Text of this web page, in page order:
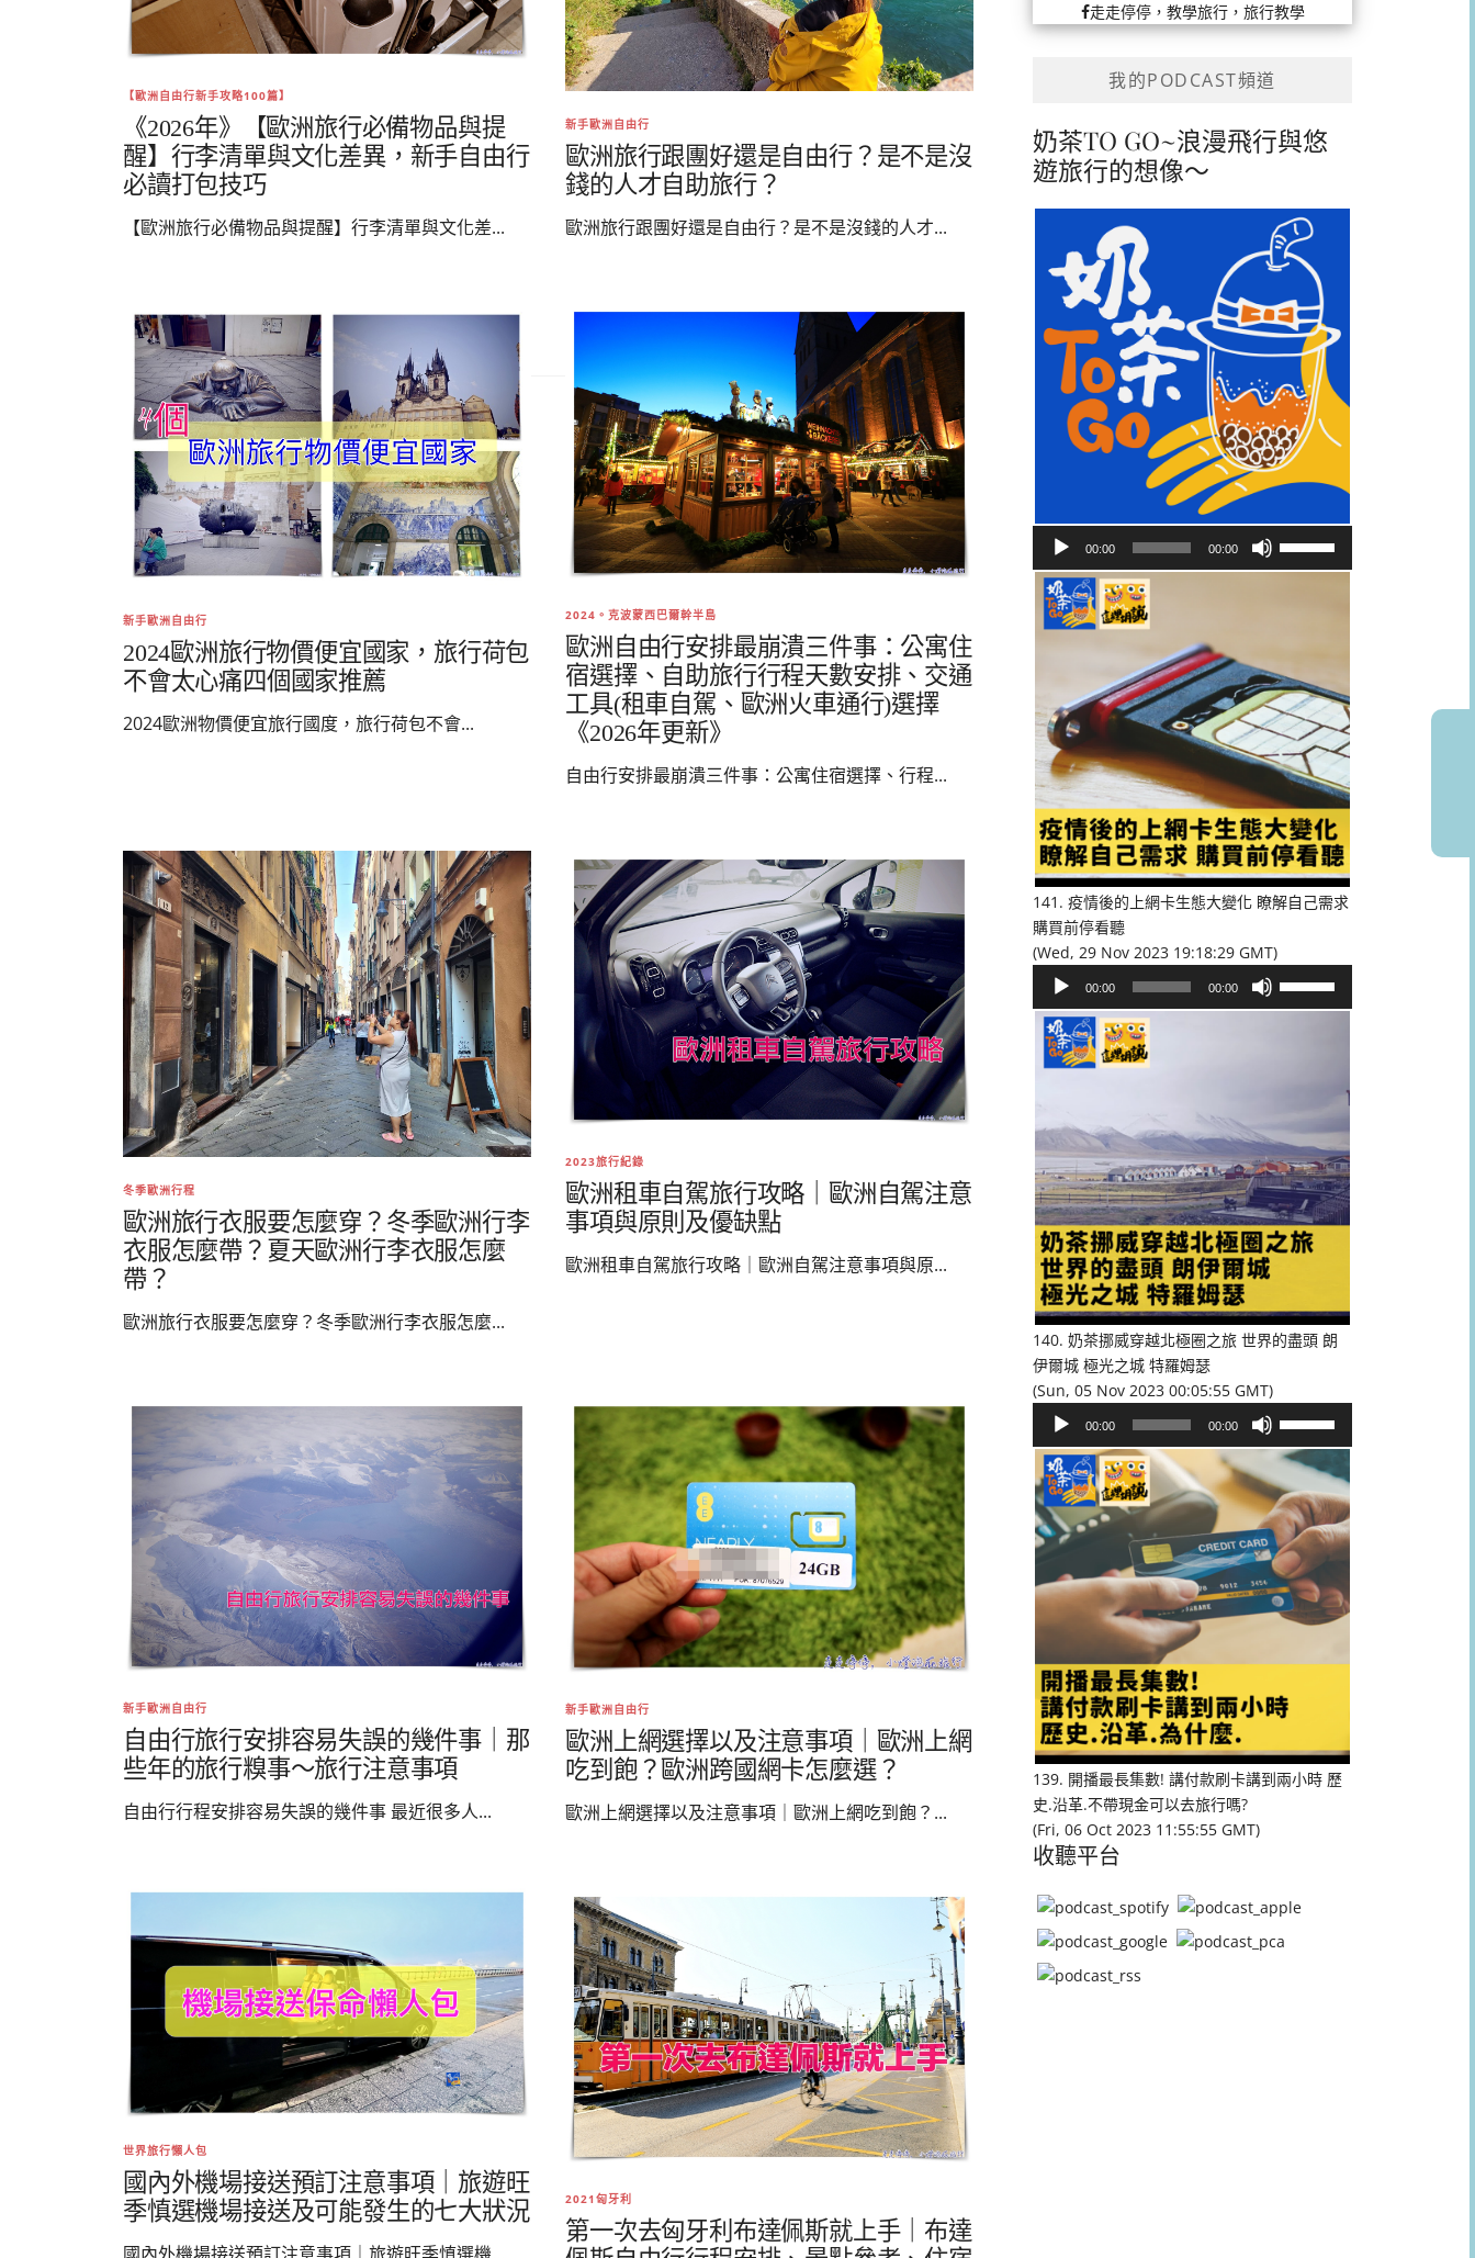
【歐洲自由行新手攻略100篇】
《2026年》【歐洲旅行必備物品與提
醒】行李清單與文化差異，新手自由行
必讀打包技巧
【歐洲旅行必備物品與提醒】行李清單與文化差...
新手歐洲自由行
歐洲旅行跟團好還是自由行？是不是沒
錢的人才自助旅行？
歐洲旅行跟團好還是自由行？是不是沒錢的人才...
新手歐洲自由行
2024歐洲旅行物價便宜國家，旅行荷包
不會太心痛四個國家推薦
2024歐洲物價便宜旅行國度，旅行荷包不會...
2024。克波蒙西巴爾幹半島
歐洲自由行安排最崩潰三件事：公寓住
宿選擇、自助旅行行程天數安排、交通
工具(租車自駕、歐洲火車通行)選擇
《2026年更新》
自由行安排最崩潰三件事：公寓住宿選擇、行程...
冬季歐洲行程
歐洲旅行衣服要怎麼穿？冬季歐洲行李
衣服怎麼帶？夏天歐洲行李衣服怎麼
帶？
歐洲旅行衣服要怎麼穿？冬季歐洲行李衣服怎麼...
2023旅行紀錄
歐洲租車自駕旅行攻略｜歐洲自駕注意
事項與原則及優缺點
歐洲租車自駕旅行攻略｜歐洲自駕注意事項與原...
新手歐洲自由行
自由行旅行安排容易失誤的幾件事｜那
些年的旅行糗事～旅行注意事項
自由行行程安排容易失誤的幾件事 最近很多人...
新手歐洲自由行
歐洲上網選擇以及注意事項｜歐洲上網
吃到飽？歐洲跨國網卡怎麼選？
歐洲上網選擇以及注意事項｜歐洲上網吃到飽？...
世界旅行懶人包
國內外機場接送預訂注意事項｜旅遊旺
季慎選機場接送及可能發生的七大狀況
2021匈牙利
第一次去匈牙利布達佩斯就上手｜布達
走走停停，教學旅行，旅行教學
我的PODCAST頻道
奶茶TO GO~浪漫飛行與悠
遊旅行的想像～
播
放
00:00 00:00
鍵
以
提
高
或
降
低
音
量。
141. 疫情後的上網卡生態大變化 瞭解自己需求
購買前停看聽
(Wed, 29 Nov 2023 19:18:29 GMT)
播
放
00:00 00:00
以
提
高
或
降
量。
140. 奶茶挪威穿越北極圈之旅 世界的盡頭 朗
伊爾城 極光之城 特羅姆瑟
(Sun, 05 Nov 2023 00:05:55 GMT)
播
放
器
00:00 00:00
向
上/
向
下
鍵
以
提
或
降
低
量。
139. 開播最長集數! 講付款刷卡講到兩小時 歷
史.沿革.不帶現金可以去旅行嗎?
(Fri, 06 Oct 2023 11:55:55 GMT)
收聽平台